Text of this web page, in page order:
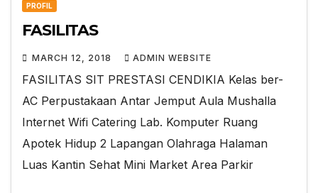
PROFIL
FASILITAS
MARCH 12, 2018 ADMIN WEBSITE
FASILITAS SIT PRESTASI CENDIKIA Kelas ber-
AC Perpustakaan Antar Jemput Aula Mushalla
Internet Wifi Catering Lab. Komputer Ruang
Apotek Hidup 2 Lapangan Olahraga Halaman
Luas Kantin Sehat Mini Market Area Parkir